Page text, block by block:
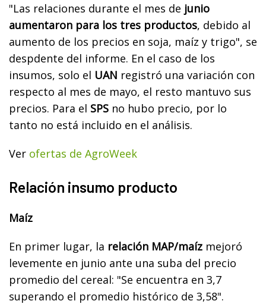
"Las relaciones durante el mes de junio
aumentaron para los tres productos, debido al
aumento de los precios en soja, maíz y trigo", se
despdente del informe. En el caso de los
insumos, solo el UAN registró una variación con
respecto al mes de mayo, el resto mantuvo sus
precios. Para el SPS no hubo precio, por lo
tanto no está incluido en el análisis.
Ver ofertas de AgroWeek
Relación insumo producto
Maíz
En primer lugar, la relación MAP/maíz mejoró
levemente en junio ante una suba del precio
promedio del cereal: "Se encuentra en 3,7
superando el promedio histórico de 3,58".